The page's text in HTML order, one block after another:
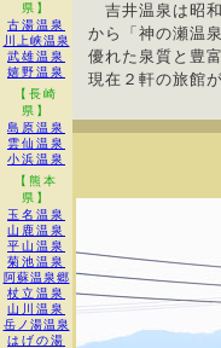
県】
古湯温泉
川上峡温泉
武雄温泉
嬉野温泉
【長崎
県】
島原温泉
雲仙温泉
小浜温泉
【熊本
県】
玉名温泉
山鹿温泉
平山温泉
菊池温泉
阿蘇温泉郷
杖立温泉
山川温泉
岳ノ湯温泉
はげの湯
吉井温泉は昭
から「神の瀬温
優れた泉質と豊
現在２軒の旅館